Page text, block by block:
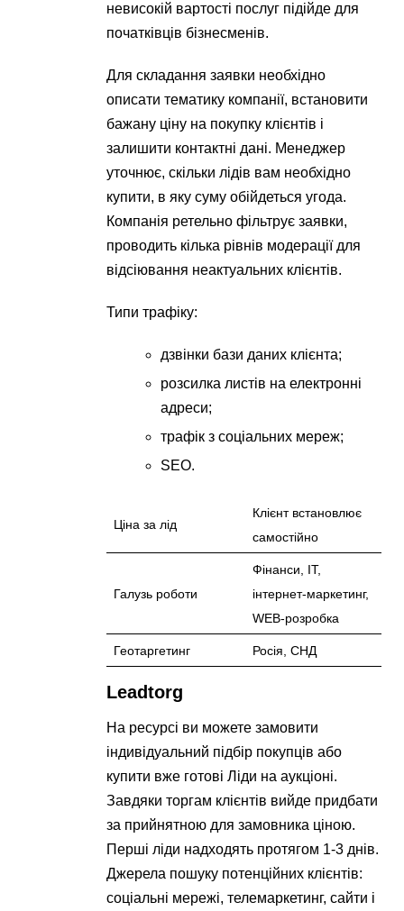
невисокій вартості послуг підійде для
початківців бізнесменів.
Для складання заявки необхідно
описати тематику компанії, встановити
бажану ціну на покупку клієнтів і
залишити контактні дані. Менеджер
уточнює, скільки лідів вам необхідно
купити, в яку суму обійдеться угода.
Компанія ретельно фільтрує заявки,
проводить кілька рівнів модерації для
відсіювання неактуальних клієнтів.
Типи трафіку:
дзвінки бази даних клієнта;
розсилка листів на електронні
адреси;
трафік з соціальних мереж;
SEO.
Ціна за лід
Клієнт встановлює
самостійно
Галузь роботи
Фінанси, IT,
інтернет-маркетинг,
WEB-розробка
Геотаргетинг Росія, СНД
Leadtorg
На ресурсі ви можете замовити
індивідуальний підбір покупців або
купити вже готові Ліди на аукціоні.
Завдяки торгам клієнтів вийде придбати
за прийнятною для замовника ціною.
Перші ліди надходять протягом 1-3 днів.
Джерела пошуку потенційних клієнтів:
соціальні мережі, телемаркетинг, сайти і